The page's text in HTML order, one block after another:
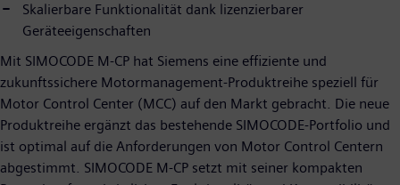
Skalierbare Funktionalität dank lizenzierbarer
Geräteeigenschaften
Mit SIMOCODE M-CP hat Siemens eine effiziente und
zukunftssichere Motormanagement-Produktreihe speziell für
Motor Control Center (MCC) auf den Markt gebracht. Die neue
Produktreihe ergänzt das bestehende SIMOCODE-Portfolio und
ist optimal auf die Anforderungen von Motor Control Centern
abgestimmt. SIMOCODE M-CP setzt mit seiner kompakten